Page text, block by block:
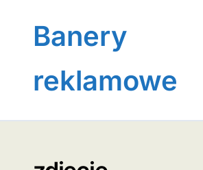
contentBanery
reklamowe